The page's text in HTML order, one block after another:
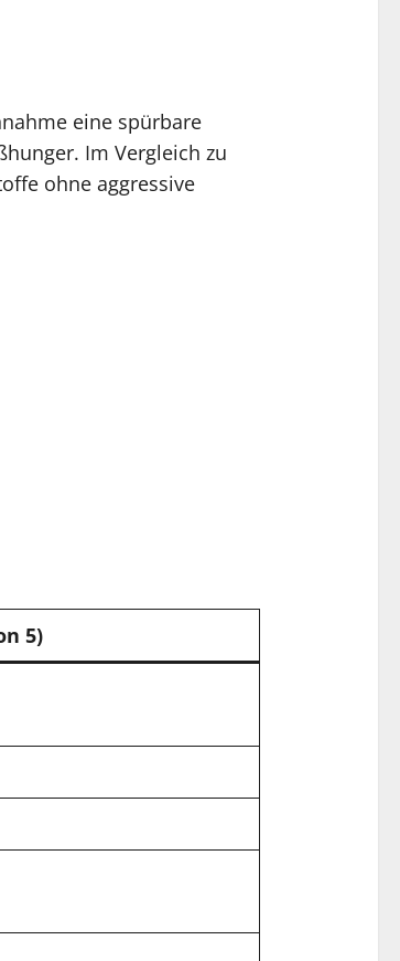
eine spürbare
Im Vergleich zu
ohne aggressive
5)